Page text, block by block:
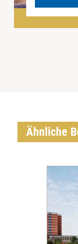
Ähnliche